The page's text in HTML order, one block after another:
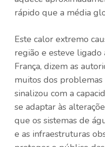
rápido que a média
Este calor extremo
região e esteve ligado
França, dizem as
muitos dos
sinalizou com a
se adaptar às
que os sistemas de
e as infraestruturas